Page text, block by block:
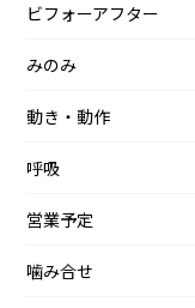
ビフォーアフター
みのみ
動き・動作
呼吸
営業予定
噛み合せ